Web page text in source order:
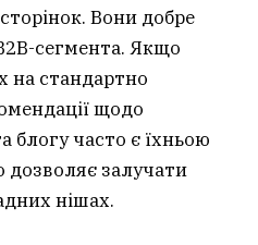
Вони добре
сегмента. Якщо
на стандартно
щодо
блогу часто є їхньою
залучати
нішах.